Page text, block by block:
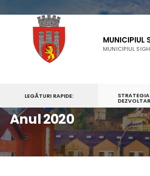
MUNICIPIUL
MUNICIPIUL
LEGĂTURI RAPIDE:
Anul 2020